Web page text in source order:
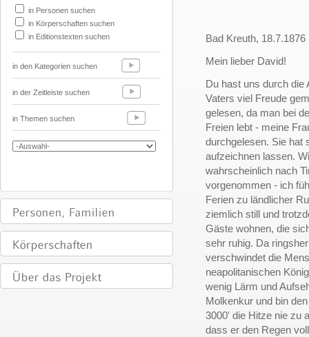
in Personen suchen
in Körperschaften suchen
in Editionstexten suchen
in den Kategorien suchen
in der Zeitleiste suchen
in Themen suchen
Bad Kreuth, 18.7.1876
Mein lieber David!
Du hast uns durch die
Vaters viel Freude
gelesen, da man bei
Freien lebt - meine
durchgelesen. Sie hat
aufzeichnen lassen.
wahrscheinlich nach
vorgenommen - ich
Ferien zu ländlicher
ziemlich still und
Gäste wohnen, die
sehr ruhig. Da
verschwindet die
neapolitanischen
wenig Lärm und
Molkenkur und bin
3000' die Hitze nie zu
dass er den Regen